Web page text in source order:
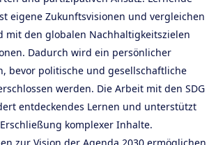
eigene Zukunftsvisionen und vergleichen
mit den globalen Nachhaltigkeitszielen
Dadurch wird ein persönlicher
bevor politische und gesellschaftliche
werden. Die Arbeit mit den SDG
entdeckendes Lernen und unterstützt
komplexer Inhalte.